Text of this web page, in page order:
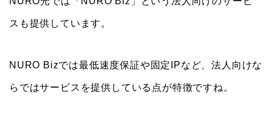
スも提供しています。
NURO Bizでは最低速度保証や固定IPなど、法人向けな
らではサービスを提供している点が特徴ですね。